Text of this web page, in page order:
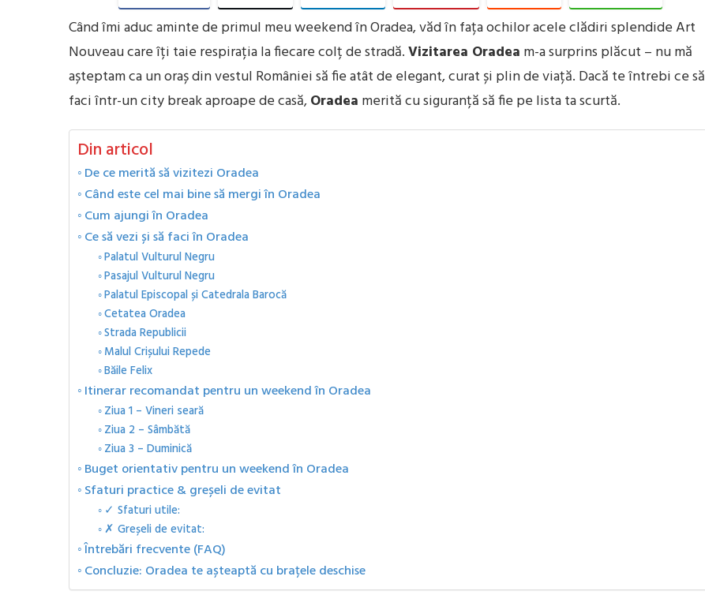
Când îmi aduc aminte de primul meu weekend în Oradea, văd în fața ochilor acele clădiri splendide Art
Nouveau care îți taie respirația la fiecare colț de stradă.Vizitarea Oradea m-a surprins plăcut – nu mă
așteptam ca un oraș din vestul României să fie atât de elegant, curat și plin de viață. Dacă te întrebi ce să
faci într-un city break aproape de casă,Oradea merită cu siguranță să fie pe lista ta scurtă.
Din articol
De ce merită să vizitezi Oradea
Când este cel mai bine să mergi în Oradea
Cum ajungi în Oradea
Ce să vezi și să faci în Oradea
Palatul Vulturul Negru
Pasajul Vulturul Negru
Palatul Episcopal și Catedrala Barocă
Cetatea Oradea
Strada Republicii
Malul Crișului Repede
Băile Felix
Itinerar recomandat pentru un weekend în Oradea
Ziua 1 – Vineri seară
Ziua 2 – Sâmbătă
Ziua 3 – Duminică
Buget orientativ pentru un weekend în Oradea
Sfaturi practice & greșeli de evitat
✓ Sfaturi utile:
✗ Greșeli de evitat:
Întrebări frecvente (FAQ)
Concluzie: Oradea te așteaptă cu brațele deschise